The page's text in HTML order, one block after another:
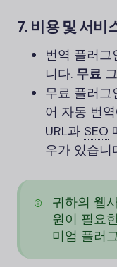
7. 비용 및 서비
번역 플러
니다. 무료
무료 플러그
어 자동 번
URL과 SEO
우가 있습니
귀하의 웹
원이 필요
미엄 플러